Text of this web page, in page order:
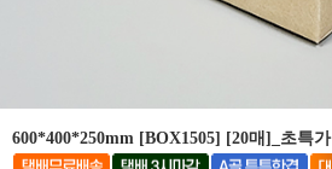
600*400*250mm [BOX1505] [20매]_초특가